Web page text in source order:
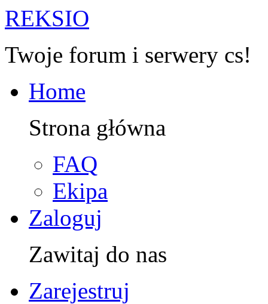
REKSIO
Twoje forum i serwery cs!
Home
Strona główna
FAQ
Ekipa
Zaloguj
Zawitaj do nas
Zarejestruj